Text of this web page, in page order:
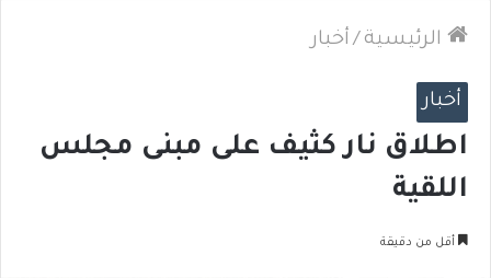
الرئيسية / أخبار
أخبار
اطلاق نار كثيف على مبنى مجلس
اللقية
أقل من دقيقة